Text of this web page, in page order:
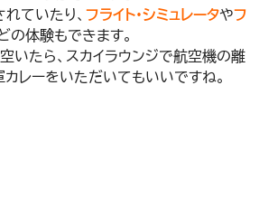
ていたり、 フライト・シミュレータやフ
の体験もできます。
いたら、スカイラウンジで航空機の離
レーをいただいてもいいですね。